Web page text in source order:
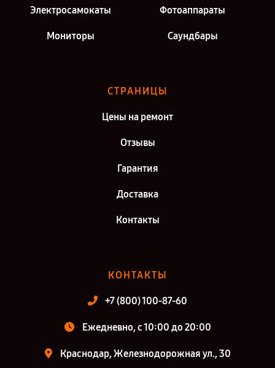
Электросамокаты Фотоаппараты
Мониторы Саундбары
СТРАНИЦЫ
Цены на ремонт
Отзывы
Гарантия
Доставка
Контакты
КОНТАКТЫ
+7 (800) 100-87-60
Ежедневно, с 10:00 до 20:00
Краснодар, Железнодорожная ул., 30